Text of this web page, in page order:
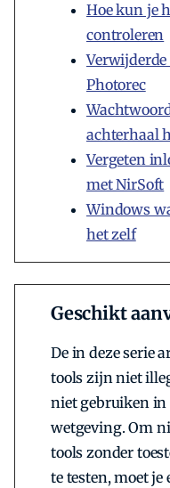
Hoe kun je
controleren
Photorec
achterhaal
Vergeten
met NirSoft
Windows
het zelf
Geschikt
De in deze serie
tools zijn niet
niet gebruiken in
wetgeving. Om
tools zonder
te testen, moet